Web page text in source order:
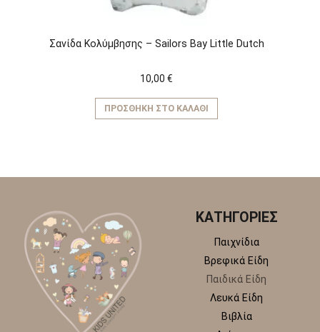
Σανίδα Κολύμβησης – Sailors Bay Little Dutch
10,00 €
ΠΡΟΣΘΉΚΗ ΣΤΟ ΚΑΛΆΘΙ
ΚΑΤΗΓΟΡΙΕΣ
Παιχνίδια
Βρεφικά Είδη
Παιδικά Είδη
Λευκά Είδη
Βιβλία